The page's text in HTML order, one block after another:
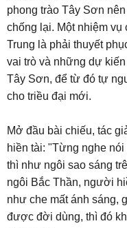
phong trào Tây Sơn
chống lại. Một nhiệm
Trung là phải thuyết
vai trò và những dự
Tây Sơn, để từ đó tự
cho triều đại mới.
Mở đầu bài chiếu, tác
hiền tài: "Từng nghe
thì như ngôi sao sáng
ngôi Bắc Thần, người
như che mất ánh sáng,
được đời dùng, thì đó